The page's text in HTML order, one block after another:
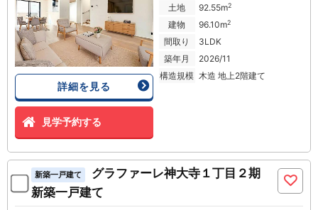
詳細を見る
見学予約する
土地
92.55m2
建物 96.10m2
間取り
3LDK
築年月
2026/11
構造規模 木造 地上2階建て
新築一戸建て
グラファーレ神大寺１丁目２期
新築一戸建て